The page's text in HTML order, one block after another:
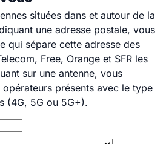
situées dans et autour de la
une adresse postale, vous
qui sépare cette adresse des
Free, Orange et SFR les
sur une antenne, vous
présents avec le type
(4G, 5G ou 5G+).